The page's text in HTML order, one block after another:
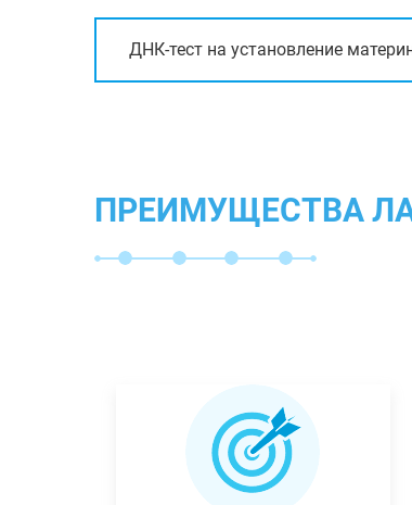
ДНК-тест на установление
ПРЕИМУЩЕСТВА